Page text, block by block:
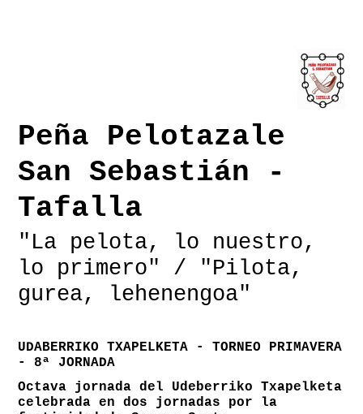
Peña Pelotazale
San Sebastián -
Tafalla
"La pelota, lo nuestro,
lo primero" / "Pilota,
gurea, lehenengoa"
UDABERRIKO TXAPELKETA - TORNEO PRIMAVERA
- 8ª JORNADA
Octava jornada del Udeberriko Txapelketa
celebrada en dos jornadas por la